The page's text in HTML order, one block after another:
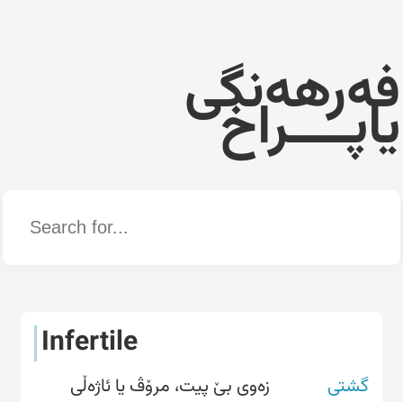
فەرهەنگی
یاپــــراخ
Word
Infertile
گشتی
زەوی بێ پیت، مرۆڤ یا ئاژەڵی